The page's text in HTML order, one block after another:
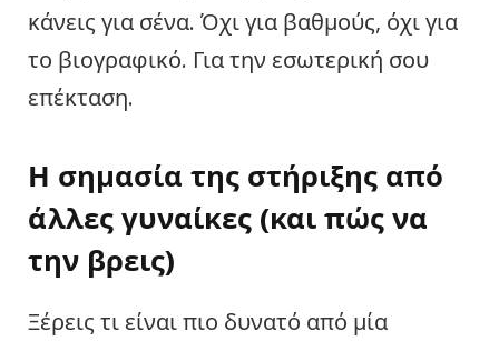
κάνεις για σένα. Όχι για βαθμούς, όχι για
το βιογραφικό. Για την εσωτερική σου
επέκταση.
Η σημασία της στήριξης από
άλλες γυναίκες (και πώς να
την βρεις)
Ξέρεις τι είναι πιο δυνατό από μία